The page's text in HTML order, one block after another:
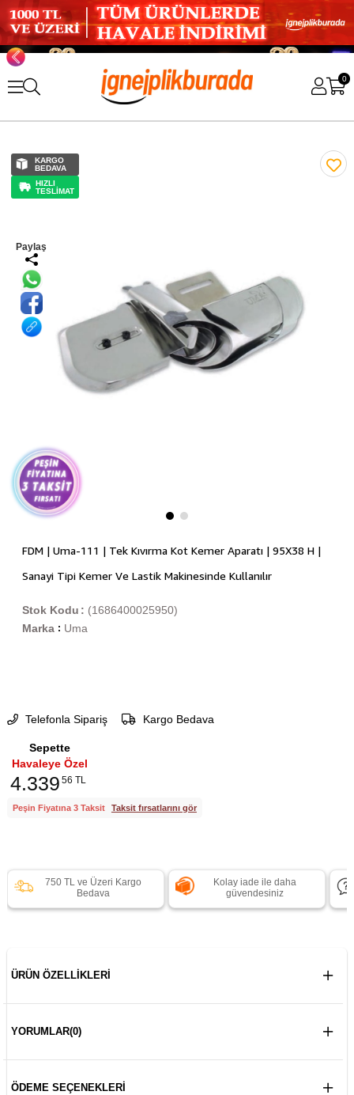
0
KARGO
BEDAVA
HIZLI
TESLİMAT
Paylaş
FDM | Uma-111 | Tek Kıvırma Kot Kemer Aparatı | 95X38 H |
Sanayi Tipi Kemer Ve Lastik Makinesinde Kullanılır
(1686400025950)
Stok Kodu
Marka : Uma
Telefonla Sipariş Kargo Bedava
Sepette
Havaleye Özel
4.339 56 TL
Peşin Fiyatına 3 Taksit Taksit fırsatlarını gör
750 TL ve Üzeri Kargo
Bedava
Kolay iade ile daha
güvendesiniz
ÜRÜN ÖZELLIKLERI
YORUMLAR(0)
ÖDEME SEÇENEKLERI